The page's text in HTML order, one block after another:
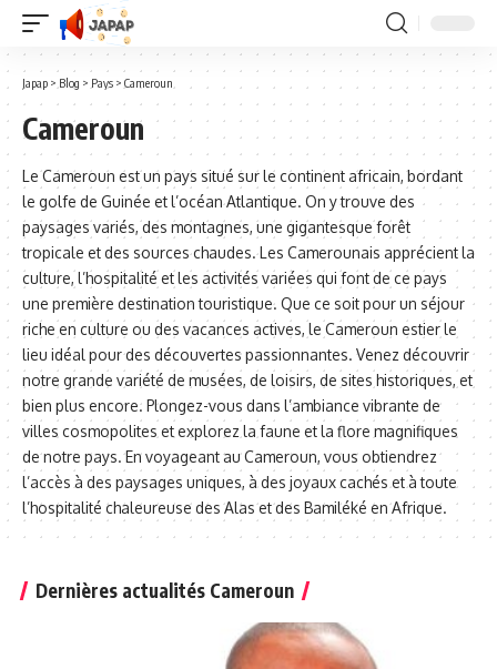
Japap > Blog > Pays > Cameroun
Cameroun
Le Cameroun est un pays situé sur le continent africain, bordant
le golfe de Guinée et l’océan Atlantique. On y trouve des
paysages variés, des montagnes, une gigantesque forêt
tropicale et des sources chaudes. Les Camerounais apprécient la
culture, l’hospitalité et les activités variées qui font de ce pays
une première destination touristique. Que ce soit pour un séjour
riche en culture ou des vacances actives, le Cameroun estier le
lieu idéal pour des découvertes passionnantes. Venez découvrir
notre grande variété de musées, de loisirs, de sites historiques, et
bien plus encore. Plongez-vous dans l’ambiance vibrante de
villes cosmopolites et explorez la faune et la flore magnifiques
de notre pays. En voyageant au Cameroun, vous obtiendrez
l’accès à des paysages uniques, à des joyaux cachés et à toute
l’hospitalité chaleureuse des Alas et des Bamiléké en Afrique.
Dernières actualités Cameroun